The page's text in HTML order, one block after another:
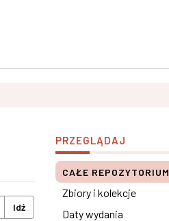
Idź
PRZEGLĄDAJ
CAŁE REPOZYTORIUM
Zbiory i kolekcje
Daty wydania